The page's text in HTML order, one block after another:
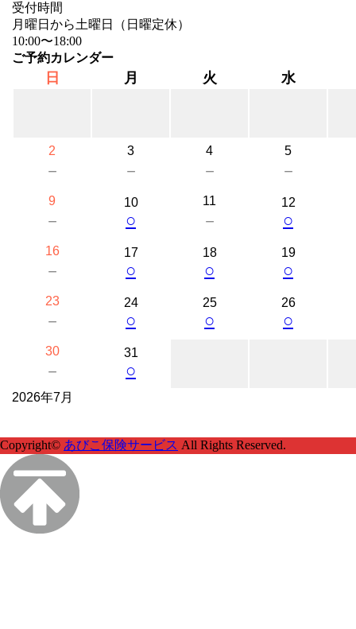
受付時間
月曜日から土曜日（日曜定休）
10:00〜18:00
ご予約カレンダー
日 月 火 水
2
－
3
－
4
－
5
－
9
－
10
○
11
－
12
○
16
－
17
○
18
○
19
○
23
－
24
○
25
○
26
○
30
－
31
○
2026年7月
Copyright© あびこ保険サービス All Rights Reserved.